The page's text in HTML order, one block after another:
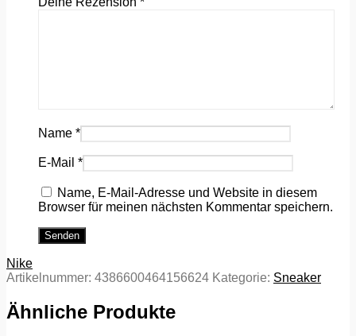
Name *
E-Mail *
Name, E-Mail-Adresse und Website in diesem
Browser für meinen nächsten Kommentar speichern.
Nike
Artikelnummer: 4386600464156624 Kategorie: Sneaker
Ähnliche Produkte